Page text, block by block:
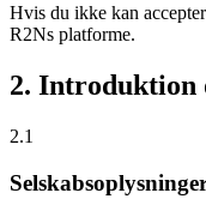
Hvis du ikke kan
R2Ns platforme.
2. Introduktion
2.1